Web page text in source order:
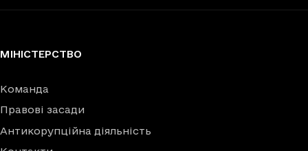
МІНІСТЕРСТВО
Команда
Правові засади
Антикорупційна діяльність